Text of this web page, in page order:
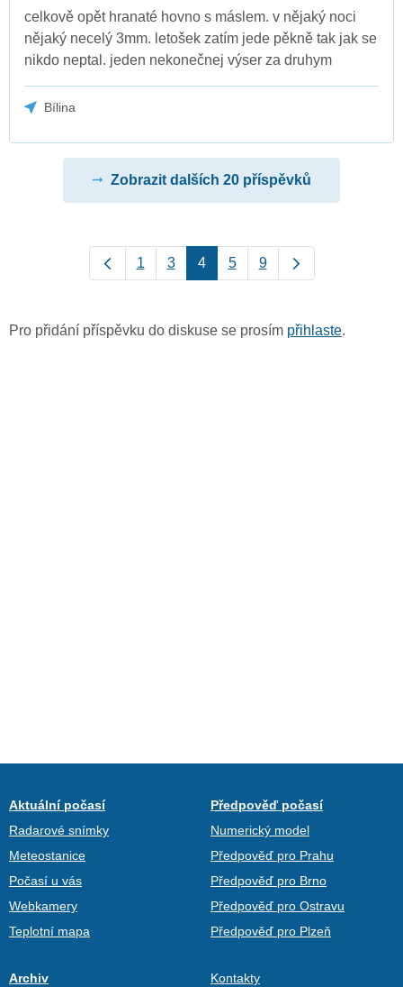
celkově opět hranaté hovno s máslem. v nějaký noci
nějaký necelý 3mm. letošek zatím jede pěkně tak jak se
nikdo neptal. jeden nekonečnej výser za druhym
Bílina
Zobrazit dalších 20 příspěvků
1 3 4 5 9
Pro přidání příspěvku do diskuse se prosím přihlaste.
Aktuální počasí
Radarové snímky
Meteostanice
Počasí u vás
Webkamery
Teplotní mapa
Předpověď počasí
Numerický model
Předpověď pro Prahu
Předpověď pro Brno
Předpověď pro Ostravu
Předpověď pro Plzeň
Archiv Kontakty